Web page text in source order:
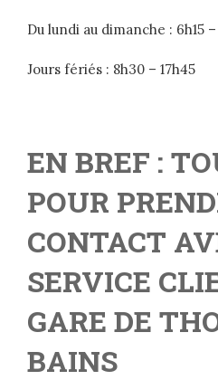
Du lundi au dimanche : 6h15 –
Jours fériés : 8h30 – 17h45
EN BREF :
POUR
CONTACT
SERVICE
GARE DE
BAINS